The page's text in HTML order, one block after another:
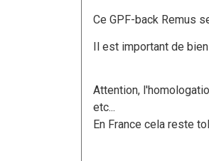
Ce GPF-back Remus
Il est important de
Attention,
etc...
En France cela reste